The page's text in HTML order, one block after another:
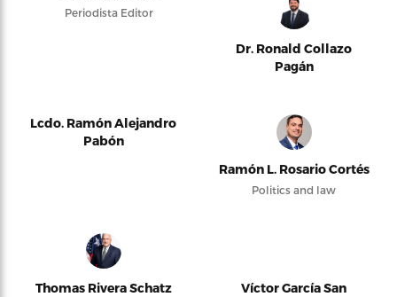
Periodista Editor
Dr. Ronald Collazo
Pagán
Lcdo. Ramón Alejandro
Pabón
Ramón L. Rosario Cortés
Politics and law
Thomas Rivera Schatz
Víctor García San